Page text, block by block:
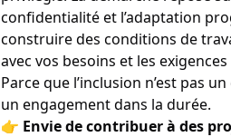
confidentialité et l’adaptation
construire des conditions de
avec vos besoins et les
Parce que l’inclusion n’est pas
un engagement dans la durée.
👉 Envie de contribuer à des